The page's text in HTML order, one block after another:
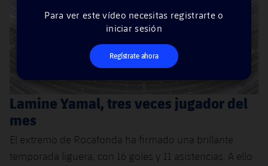
Para ver este vídeo necesitas registrarte o
iniciar sesión
Regístrate ahora
Lamine Yamal, tres veces jugador del
mes
El extremo de Rocafonda ha firmado una brillante
temporada liguera, con 16 goles y 11 asistencias. A ello